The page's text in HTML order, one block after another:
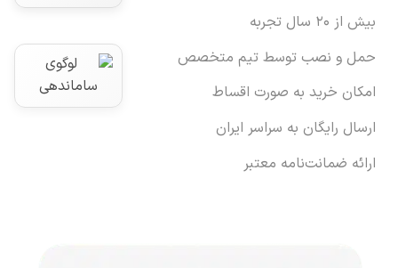
بیش از ۲۰ سال تجربه
حمل و نصب توسط تیم متخصص
امکان خرید به صورت اقساط
ارسال رایگان به سراسر ایران
ارائه ضمانت‌نامه معتبر